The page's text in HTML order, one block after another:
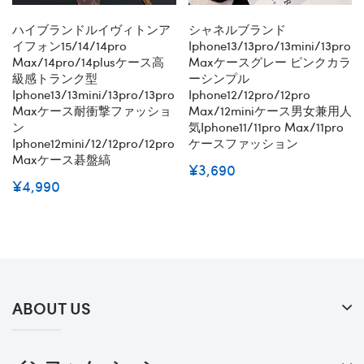
ハイブランドルイヴィトンア
イフォン15/14/14pro
Max/14pro/14plusケース高
級感トランク型
Iphone13/13mini/13pro/13pro
Maxケース耐衝撃ファッショ
ン
Iphone12mini/12/12pro/12pro
Maxケース碁盤縞
¥4,990
シャネルブランド
Iphone13/13pro/13mini/13pro
Maxケースグレー ピンクカラ
ーシンプル
Iphone12/12pro/12pro
Max/12miniケース男女兼用人
気iphone11/11pro Max/11pro
ケースファッション
¥3,690
ABOUT US